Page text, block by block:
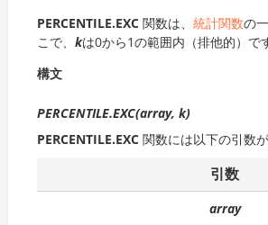
PERCENTILE.EXC 関数は、 統計関数の
こで、 kは0から1の範囲内（排他的）で
構文
PERCENTILE.EXC(array, k)
PERCENTILE.EXC 関数には以下の引数
引数
array